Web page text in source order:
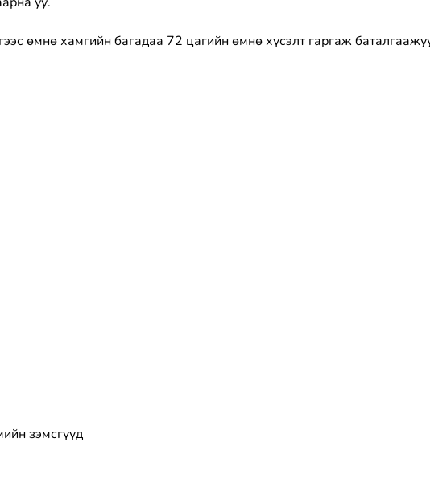
өмнө хамгийн багадаа 72 цагийн өмнө хүсэлт гаргаж
зэмсгүүд